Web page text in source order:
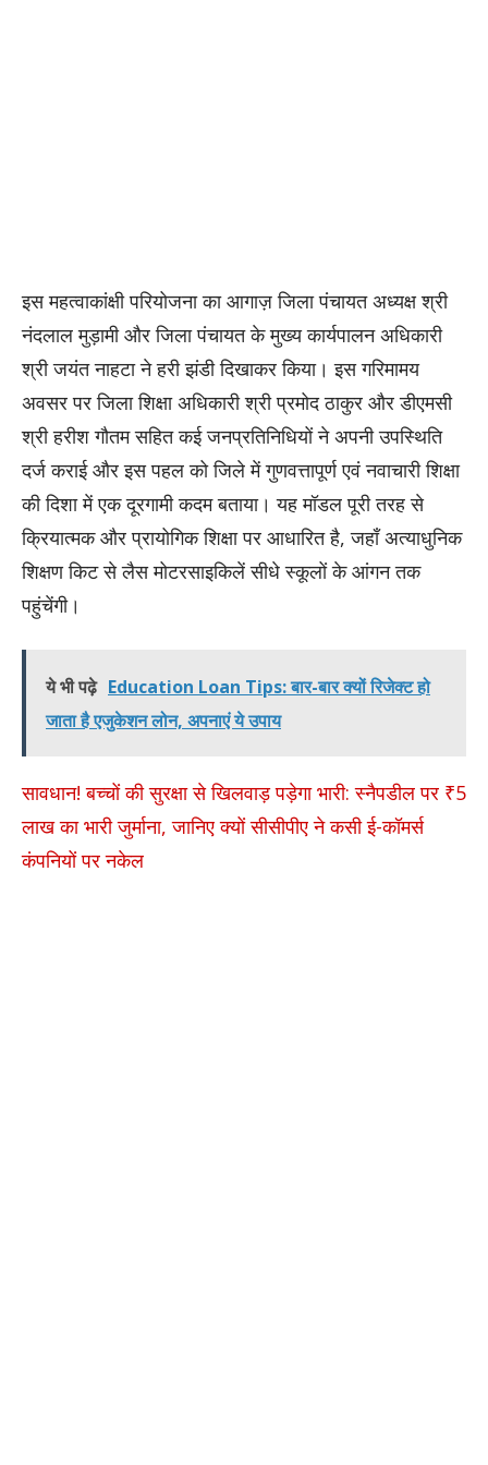
इस महत्वाकांक्षी परियोजना का आगाज़ जिला पंचायत अध्यक्ष श्री
नंदलाल मुड़ामी और जिला पंचायत के मुख्य कार्यपालन अधिकारी
श्री जयंत नाहटा ने हरी झंडी दिखाकर किया। इस गरिमामय
अवसर पर जिला शिक्षा अधिकारी श्री प्रमोद ठाकुर और डीएमसी
श्री हरीश गौतम सहित कई जनप्रतिनिधियों ने अपनी उपस्थिति
दर्ज कराई और इस पहल को जिले में गुणवत्तापूर्ण एवं नवाचारी शिक्षा
की दिशा में एक दूरगामी कदम बताया। यह मॉडल पूरी तरह से
क्रियात्मक और प्रायोगिक शिक्षा पर आधारित है, जहाँ अत्याधुनिक
शिक्षण किट से लैस मोटरसाइकिलें सीधे स्कूलों के आंगन तक
पहुंचेंगी।
ये भी पढ़े Education Loan Tips: बार-बार क्यों रिजेक्ट हो
जाता है एजुकेशन लोन, अपनाएं ये उपाय
सावधान! बच्चों की सुरक्षा से खिलवाड़ पड़ेगा भारी: स्नैपडील पर ₹5
लाख का भारी जुर्माना, जानिए क्यों सीसीपीए ने कसी ई-कॉमर्स
कंपनियों पर नकेल